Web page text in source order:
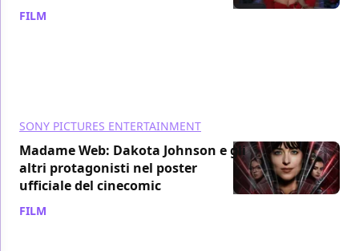
FILM
SONY PICTURES ENTERTAINMENT
Madame Web: Dakota Johnson e gli
altri protagonisti nel poster
ufficiale del cinecomic
FILM